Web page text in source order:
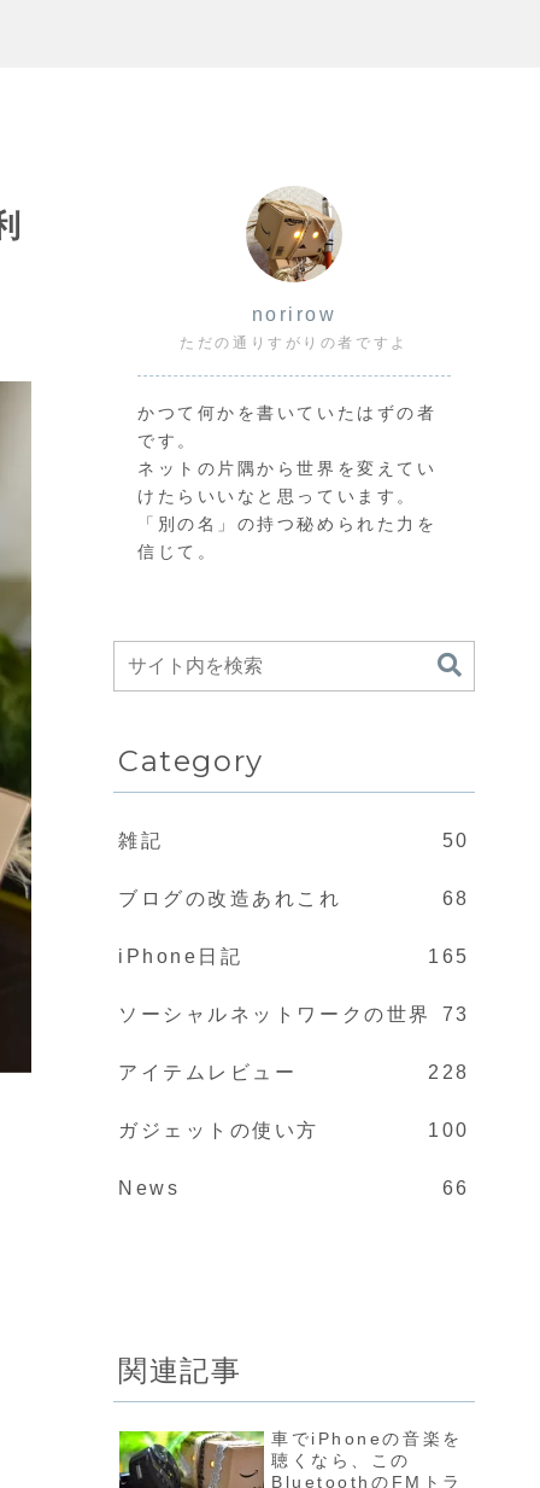
norirow
ただの通りすがりの者ですよ
かつて何かを書いていたはずの者
です。
ネットの片隅から世界を変えてい
けたらいいなと思っています。
「別の名」の持つ秘められた力を
信じて。
Category
雑記 50
ブログの改造あれこれ 68
iPhone日記 165
ソーシャルネットワークの世界 73
アイテムレビュー 228
ガジェットの使い方 100
News 66
関連記事
車でiPhoneの音楽を
聴くなら、この
BluetoothのFMトラ